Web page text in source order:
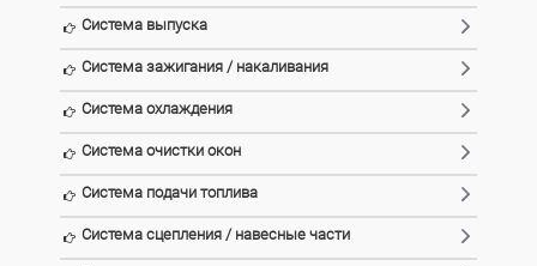
Система выпуска
Система зажигания / накаливания
Система охлаждения
Система очистки окон
Система подачи топлива
Система сцепления / навесные части